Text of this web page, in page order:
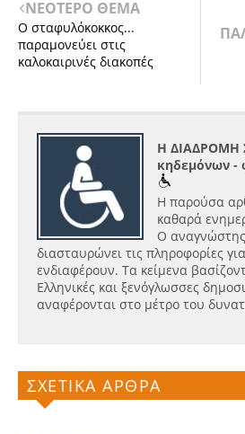
ΝΕΟΤΕΡΟ ΘΕΜΑ
Ο σταφυλόκοκκος...
παραμονεύει στις
καλοκαιρινές διακοπές
Η ΔΙΑΔΡΟΜΗ
κηδεμόνων -
Η παρούσα
καθαρά
Ο αναγνώστης
διασταυρώνει τις πληροφορίες
ενδιαφέρουν. Τα κείμενα
Ελληνικές και ξενόγλωσσες
αναφέρονται στο μέτρο του
ΣΧΕΤΙΚΑ ΑΡΘΡΑ